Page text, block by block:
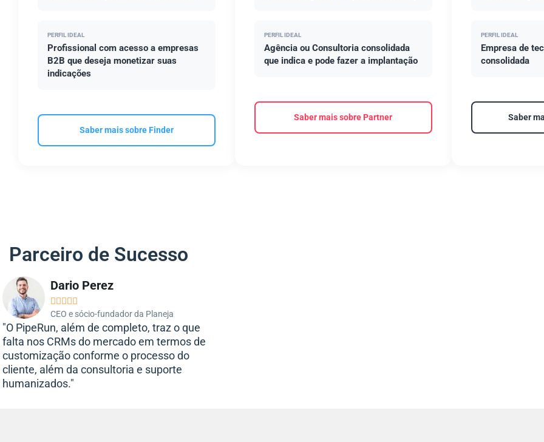
PERFIL IDEAL
Profissional com acesso a empresas
B2B que deseja monetizar suas
indicações
Saber mais sobre Finder
PERFIL IDEAL
Agência ou Consultoria consolidada
que indica e pode fazer a implantação
Saber mais sobre Partner
PERFIL IDEAL
Empresa de
consolidada
Saber
Parceiro de Sucesso
Dario Perez
    
CEO e sócio-fundador da Planeja
"O PipeRun, além de completo, traz o que
falta nos CRMs do mercado em termos de
customização conforme o processo do
cliente, além da consultoria e suporte
humanizados."